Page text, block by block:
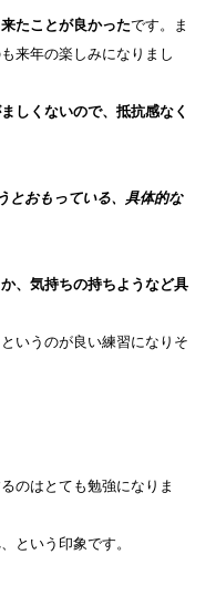
たことが良かったです。ま
来年の楽しみになりまし
しくないので、抵抗感な く
とおもっている、具体的な
、気持ちの持ちようなど具
いうのが良い練習になり そ
のはとても勉強になりま
、という印象です。